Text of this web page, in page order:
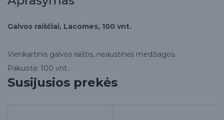
Galvos raiščiai, Lacomes, 100 vnt.
Vienkartinis galvos raištis, neaustinės medžiagos.
Pakuotė: 100 vnt.
Susijusios prekės